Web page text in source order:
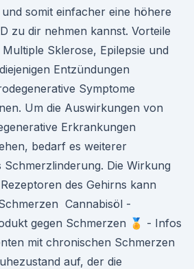
somit einfacher eine höhere
zu dir nehmen kannst. Vorteile
Sklerose, Epilepsie und
Entzündungen
Symptome
Um die Auswirkungen von
Erkrankungen
bedarf es weiterer
Schmerzlinderung. Die Wirkung
des Gehirns kann
Cannabisöl -
gegen Schmerzen 🏅 - Infos
mit chronischen Schmerzen
auf, der die